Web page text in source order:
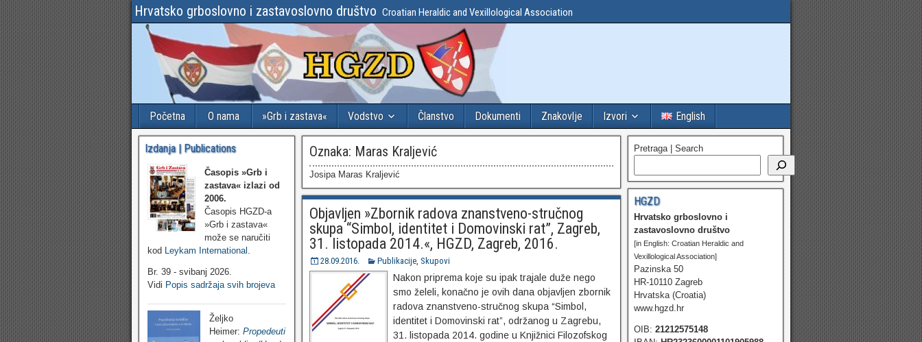
Hrvatsko grboslovno i zastavoslovno društvo Croatian Heraldic and Vexillological Association
Početna O nama »Grb i zastava« Vodstvo Članstvo Dokumenti Znakovlje Izvori English
Oznaka: Maras Kraljević
Josipa Maras Kraljević
Objavljen »Zbornik radova znanstveno-stručnog
skupa “Simbol, identitet i Domovinski rat”, Zagreb,
31. listopada 2014.«, HGZD, Zagreb, 2016.
28.09.2016. Publikacije, Skupovi
Nakon priprema koje su ipak trajale duže nego
smo želeli, konačno je ovih dana objavljen zbornik
radova znanstveno-stručnog skupa “Simbol,
identitet i Domovinski rat”, održanog u Zagrebu,
31. listopada 2014. godine u Knjižnici Filozofskog
Izdanja | Publications
Časopis »Grb i
zastava« izlazi od
2006.
Časopis HGZD-a
»Grb i zastava«
može se naručiti
kod Leykam International
Br. 39 - svibanj 2026.
Vidi Popis sadržaja svih brojeva
Željko
Heimer: Propedeuti
Pretraga | Search
HGZD
Hrvatsko grboslovno i
zastavoslovno društvo
[in English: Croatian Heraldic and
Vexillological Association]
Pazinska 50
HR-10110 Zagreb
Hrvatska (Croatia)
www.hgzd.hr
OIB: 21212575148